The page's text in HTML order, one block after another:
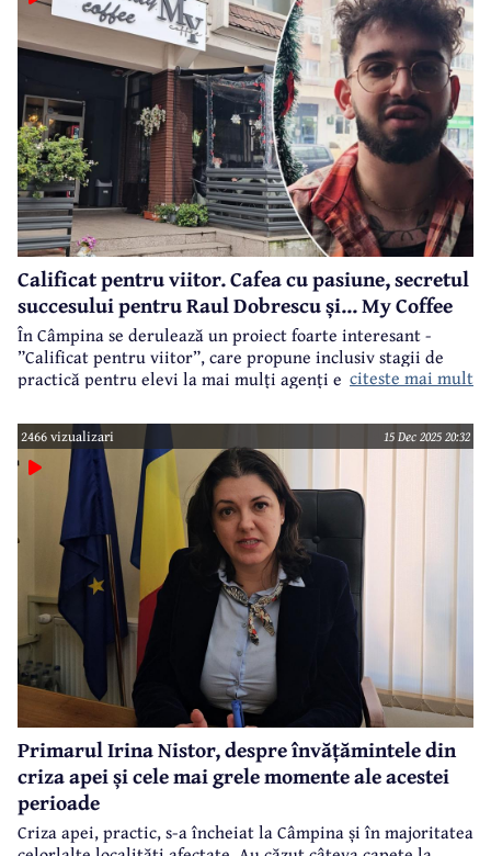
Calificat pentru viitor. Cafea cu pasiune, secretul
succesului pentru Raul Dobrescu și... My Coffee
În Câmpina se derulează un proiect foarte interesant -
”Calificat pentru viitor”, care propune inclusiv stagii de
practică pentru elevi la mai mulți agenți economici din
citeste mai mult
2466 vizualizari 15 Dec 2025 20:32
Primarul Irina Nistor, despre învățămintele din
criza apei și cele mai grele momente ale acestei
perioade
Criza apei, practic, s-a încheiat la Câmpina și în majoritatea